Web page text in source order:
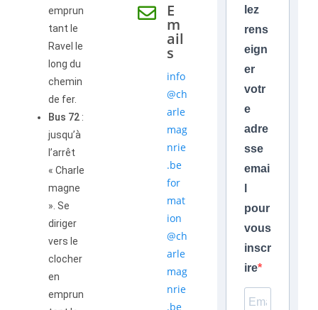
emprun
tant le
Ravel le
long du
chemin
de fer.
Bus 72:
jusqu’à
l’arrêt
« Charle
magne
». Se
diriger
vers le
clocher
en
emprun
E
m
ail
s
info
@ch
arle
mag
nrie
.be
for
mat
ion
@ch
arle
mag
nrie
.be
lez
rens
eign
er
votr
e
adre
sse
emai
pour
vous
inscr
ire